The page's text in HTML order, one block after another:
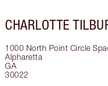
CHARLOTTE
1000 North Point Circle
Alpharetta
GA
30022